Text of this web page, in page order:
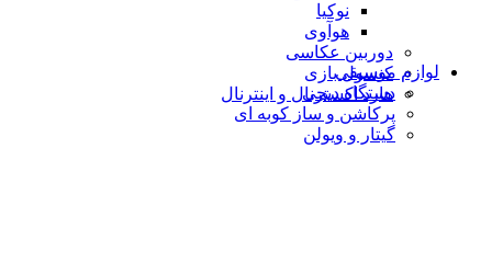
نوکیا
هوآوی
دوربین عکاسی
کنسول بازی
هارد اکسترنال و اینترنال
لوازم موسیقی
دستگاه دیجى
پرکاشن و ساز کوبه ای
گیتار و ویولن